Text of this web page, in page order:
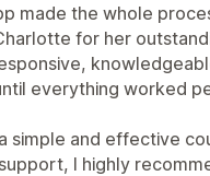
made the whole
for her
everything worked
simple and effective
I highly